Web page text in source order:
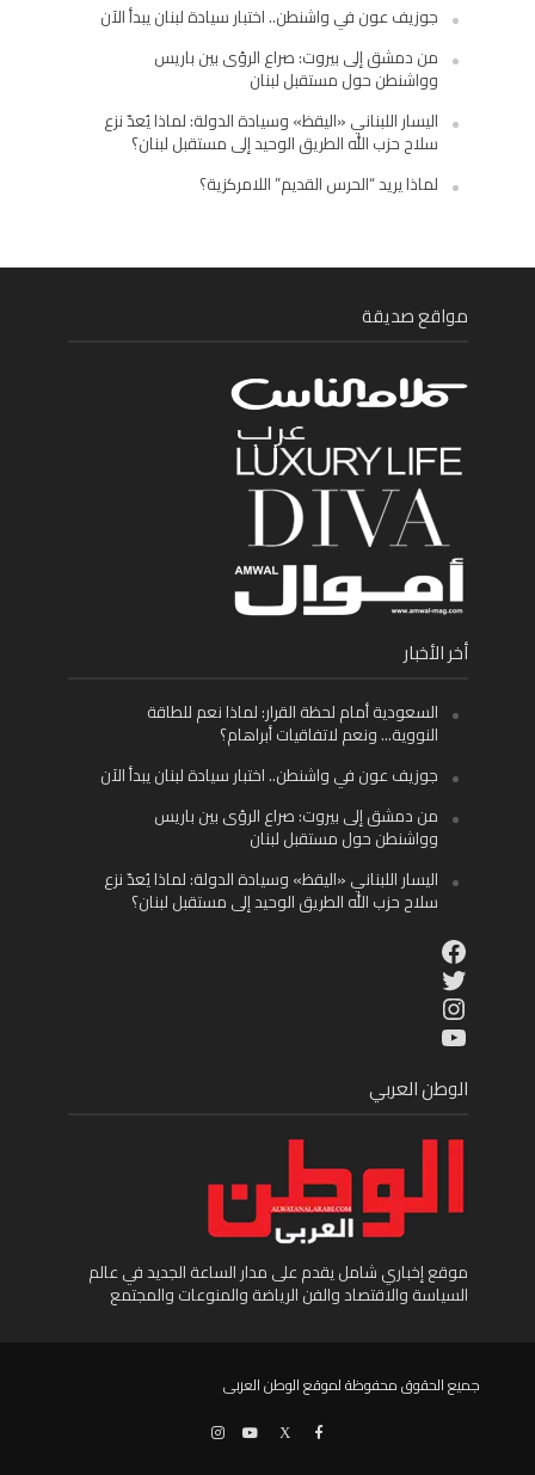
جوزيف عون في واشنطن.. اختبار سيادة لبنان يبدأ الآن
من دمشق إلى بيروت: صراع الرؤى بين باريس
وواشنطن حول مستقبل لبنان
اليسار اللبناني «اليقظ» وسيادة الدولة: لماذا يُعدّ نزع
سلاح حزب الله الطريق الوحيد إلى مستقبل لبنان؟
لماذا يريد “الحرس القديم” اللامركزية؟
مواقع صديقة
أخر الأخبار
السعودية أمام لحظة القرار: لماذا نعم للطاقة
النووية… ونعم لاتفاقيات أبراهام؟
جوزيف عون في واشنطن.. اختبار سيادة لبنان يبدأ الآن
من دمشق إلى بيروت: صراع الرؤى بين باريس
وواشنطن حول مستقبل لبنان
اليسار اللبناني «اليقظ» وسيادة الدولة: لماذا يُعدّ نزع
سلاح حزب الله الطريق الوحيد إلى مستقبل لبنان؟
Facebook
Twitter
Instagram
YouTube
الوطن العربي
موقع إخباري شامل يقدم على مدار الساعة الجديد في عالم
السياسة والاقتصاد والفن الرياضة والمنوعات والمجتمع
جميع الحقوق محفوظة لموقع الوطن العربى